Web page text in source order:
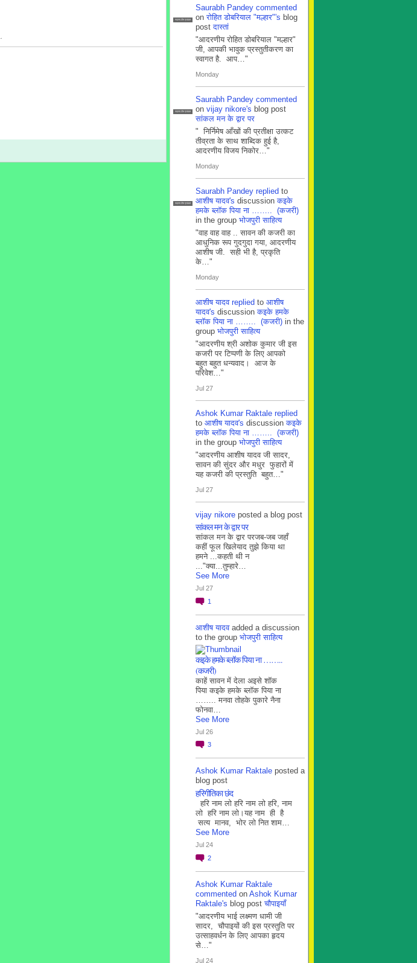
सदस्य टीम प्रबंधन
Saurabh Pandey commented
onरोहित डोबरियाल "मल्हार"'s blog
postदास्तां
"आदरणीय रोहित डोबरियाल "मल्हार"
जी, आपकी भावुक प्रस्तुतीकरण का
स्वागत है. आप…"
Monday
सदस्य टीम प्रबंधन
Saurabh Pandey commented
on vijay nikore's blog post
सांकल मन के द्वार पर
" निर्निमेष आँखों की प्रतीक्षा उत्कट
तीव्रता के साथ शाब्दिक हुई है,
आदरणीय विजय निकोर…"
Monday
सदस्य टीम प्रबंधन
Saurabh Pandey replied to
आशीष यादव's discussionकइके
हमके ब्लाॅक पिया ना …….. (कजरी)
in the group भोजपुरी साहित्य
"वाह वाह वाह .. सावन की कजरी का
आधुनिक रूप गुदगुदा गया, आदरणीय
आशीष जी. सही भी है, प्रकृति
के…"
Monday
आशीष यादव replied to आशीष
यादव's discussionकइके हमके
ब्लाॅक पिया ना …….. (कजरी) in the
group भोजपुरी साहित्य
"आदरणीय श्री अशोक कुमार जी इस
कजरी पर टिप्पणी के लिए आपको
बहुत बहुत धन्यवाद। आज के
परिवेश…"
Jul 27
Ashok Kumar Raktale replied
to आशीष यादव's discussionकइके
हमके ब्लाॅक पिया ना …….. (कजरी)
in the group भोजपुरी साहित्य
"आदरणीय आशीष यादव जी सादर,
सावन की सुंदर और मधुर फुहारों में
यह कजरी की प्रस्तुति बहुत…"
Jul 27
vijay nikore posted a blog post
सांकल मन के द्वार पर
सांकल मन के द्वार परजब-जब जहाँ
कहीं फूल खिलेयाद तुझे किया था
हमने ...कहती थी न
..."क्या...तुम्हारे…
See More
Jul 27
1
आशीष यादवadded a discussion
to the group भोजपुरी साहित्य
कइके हमके ब्लाॅक पिया ना ……..
(कजरी)
काहें सावन में देला अइसे शॉक
पिया कइके हमके ब्लाॅक पिया ना
…….. मनवा तोहके पुकारे नैना
फोनवा…
See More
Jul 26
3
Ashok Kumar Raktale posted a
blog post
हरिगीतिका छंद
हरि नाम लो हरि नाम लो हरि, नाम
लो हरि नाम लो।यह नाम ही है
सत्य मानव, भोर लो नित शाम…
See More
Jul 24
2
Ashok Kumar Raktale
commented on Ashok Kumar
Raktale's blog postचौपाइयाँ
"आदरणीय भाई लक्ष्मण धामी जी
सादर, चौपाइयों की इस प्रस्तुति पर
उत्साहवर्धन के लिए आपका हृदय
से…"
Jul 24